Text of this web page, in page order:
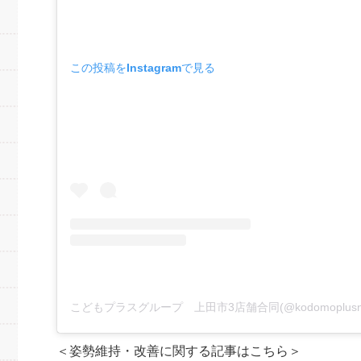
この投稿をInstagramで見る
＜姿勢維持・改善に関する記事はこちら＞